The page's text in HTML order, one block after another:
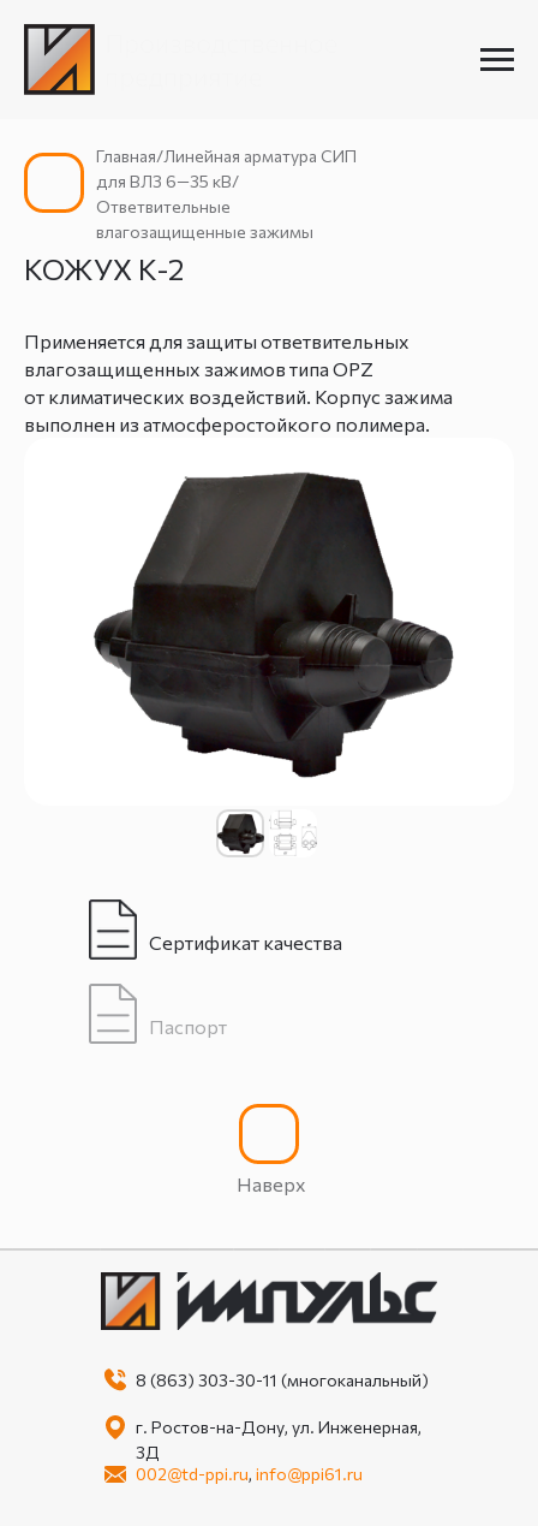
КОЖУХ К-2
Главная/Линейная арматура СИП
для ВЛЗ 6—35 кВ/
Ответвительные
влагозащищенные зажимы
Применяется для защиты ответвительных
влагозащищенных зажимов типа OPZ
от климатических воздействий. Корпус зажима
выполнен из атмосферостойкого полимера.
Паспорт
Сертификат качества
Наверх
002@td-ppi.ru, info@ppi61.ru
г. Ростов-на-Дону, ул. Инженерная,
3Д
8 (863) 303-30-11 (многоканальный)